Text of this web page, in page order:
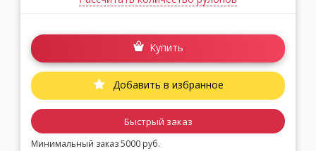
Купить
Добавить в избранное
Быстрый заказ
Минимальный заказ 5000 руб.